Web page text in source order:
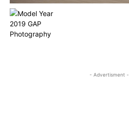
- Advertisment -